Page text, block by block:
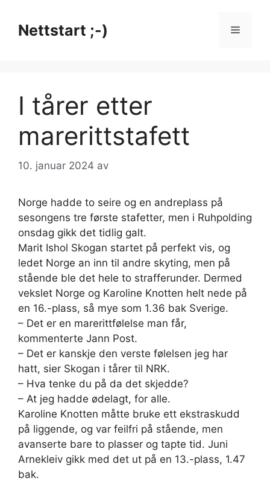
innholdNettstart ;-) Meny
I tårer etter
marerittstafett
10. januar 2024 av
Norge hadde to seire og en andreplass på
sesongens tre første stafetter, men i Ruhpolding
onsdag gikk det tidlig galt.
Marit Ishol Skogan startet på perfekt vis, og
ledet Norge an inn til andre skyting, men på
stående ble det hele to strafferunder. Dermed
vekslet Norge og Karoline Knotten helt nede på
en 16.-plass, så mye som 1.36 bak Sverige.
– Det er en marerittfølelse man får,
kommenterte Jann Post.
– Det er kanskje den verste følelsen jeg har
hatt, sier Skogan i tårer til NRK.
– Hva tenke du på da det skjedde?
– At jeg hadde ødelagt, for alle.
Karoline Knotten måtte bruke ett ekstraskudd
på liggende, og var feilfri på stående, men
avanserte bare to plasser og tapte tid. Juni
Arnekleiv gikk med det ut på en 13.-plass, 1.47
bak.